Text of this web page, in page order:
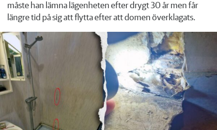
måste han lämna lägenheten efter drygt 30 år men får
längre tid på sig att flytta efter att domen överklagats.